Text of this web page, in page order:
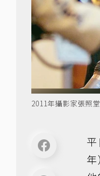
2011年攝影家張照